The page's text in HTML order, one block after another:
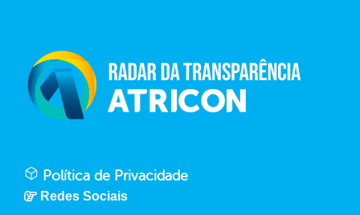
Política de Privacidade
Redes Sociais